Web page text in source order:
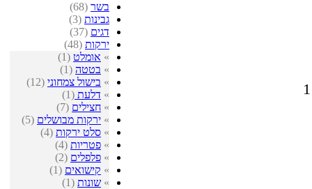
בשר (68)
גבינות (3)
דגים (37)
ירקות (48)
» אומלט (1)
» בטטה (1)
» בישול צמחוני (12)
» דלעת (1)
» חצילים (7)
» ירקות מבושלים (5)
» סלט ירקות (4)
» פטריות (4)
» פלפלים (2)
» קישואים (1)
» שונות (1)